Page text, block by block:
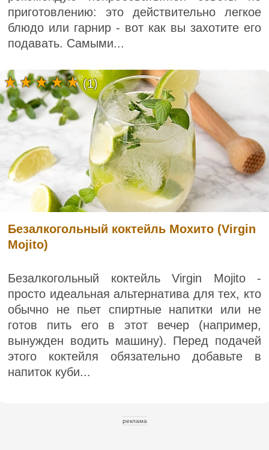
приготовлению: это действительно легкое
блюдо или гарнир - вот как вы захотите его
подавать. Самыми...
Безалкогольный коктейль Мохито (Virgin
Mojito)
Безалкогольный коктейль Virgin Mojito -
просто идеальная альтернатива для тех, кто
обычно не пьет спиртные напитки или не
готов пить его в этот вечер (например,
вынужден водить машину). Перед подачей
этого коктейля обязательно добавьте в
напиток куби...
(1)
реклама